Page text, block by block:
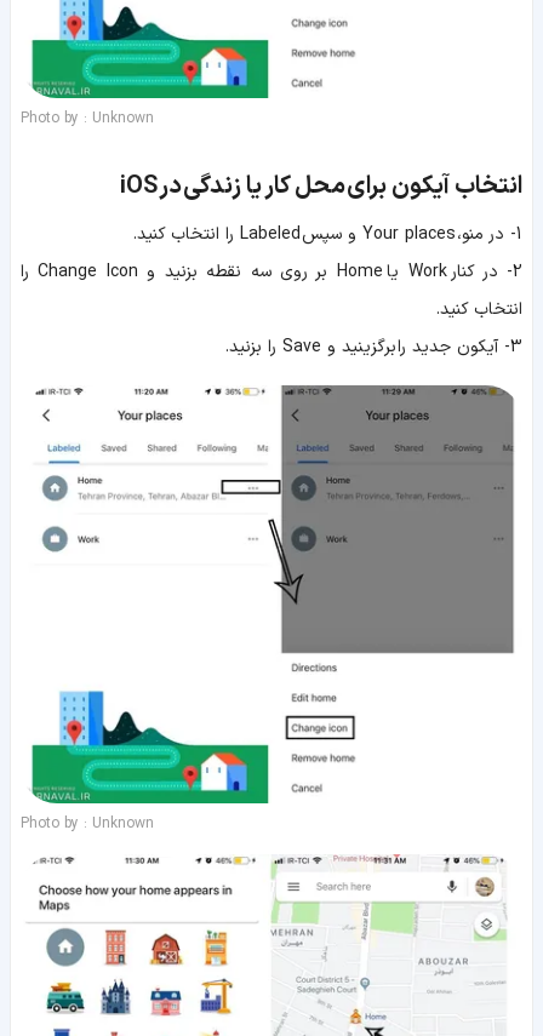
Photo by : Unknown
انتخاب آیکون برای محل کار یا زندگیدرiOS
1- در منو، Your places و سپس Labeled را انتخاب کنید.
2- در کنار Work یا Home بر روی سه نقطه بزنید و Change Icon را
انتخاب کنید.
3- آیکون جدید را برگزینید و Save را بزنید.
Photo by : Unknown